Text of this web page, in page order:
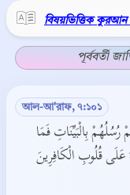
বিষয়ভিত্তিক কুরআন
পূর্ববর্তী
আল-আ'রাফ, ৭:১০১
بِالْبَيِّنَاتِ فَمَا
عَلَى قُلُوبِ الْكَافِرِينَ